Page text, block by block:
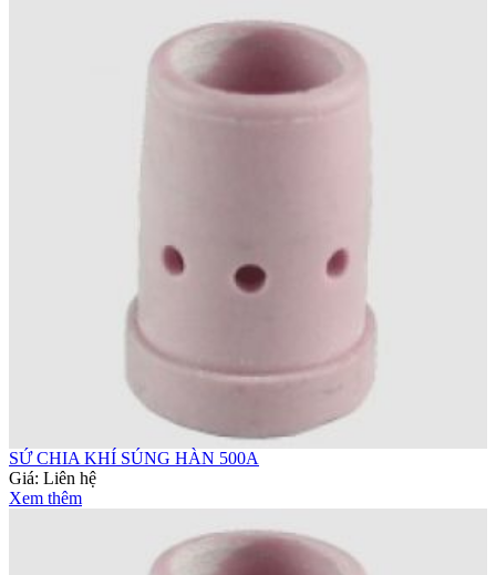
SỨ CHIA KHÍ SÚNG HÀN 500A
Giá: Liên hệ
Xem thêm